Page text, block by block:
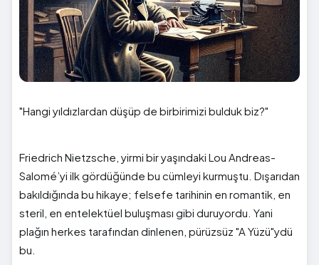
"Hangi yıldızlardan düşüp de birbirimizi bulduk biz?"
Friedrich Nietzsche, yirmi bir yaşındaki Lou Andreas-
Salomé’yi ilk gördüğünde bu cümleyi kurmuştu. Dışarıdan
bakıldığında bu hikaye; felsefe tarihinin en romantik, en
steril, en entelektüel buluşması gibi duruyordu. Yani
plağın herkes tarafından dinlenen, pürüzsüz "A Yüzü"ydü
bu.